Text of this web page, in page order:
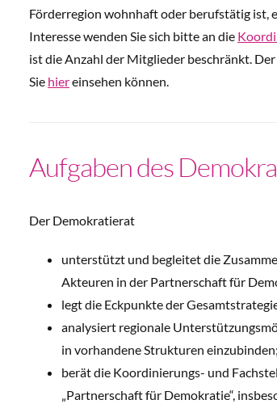
Förderregion wohnhaft oder berufstätig ist,
Interesse wenden Sie sich bitte an die
ist die Anzahl der Mitglieder beschränkt.
Sie hiereinsehen können.
Aufgaben des
Der Demokratierat
unterstützt und begleitet die
Akteuren in der Partnerschaft für
legt die Eckpunkte der
analysiert regionale
in vorhandene Strukturen einzubinden;
berät die Koordinierungs- und
„Partnerschaft für Demokratie“,